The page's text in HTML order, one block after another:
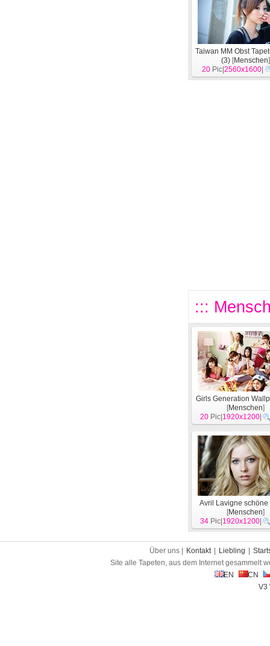
Taiwan MM Obst
(3) [Menschen]
20 Pic|2560x1600
:::
Girls Generation
[Menschen]
20 Pic| 1920x1200
Avril Lavigne schöne
[Menschen]
34 Pic| 1920x1200
Über uns | Kontakt Liebling
Site alle Tapeten, aus dem Internet gesammelt
EN
CN
V3